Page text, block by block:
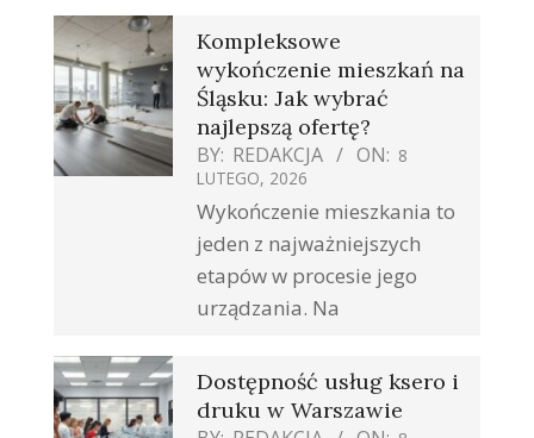
Kompleksowe
wykończenie mieszkań na
Śląsku: Jak wybrać
najlepszą ofertę?
BY: REDAKCJA ON: 8
LUTEGO, 2026
Wykończenie mieszkania to
jeden z najważniejszych
etapów w procesie jego
urządzania. Na
Dostępność usług ksero i
druku w Warszawie